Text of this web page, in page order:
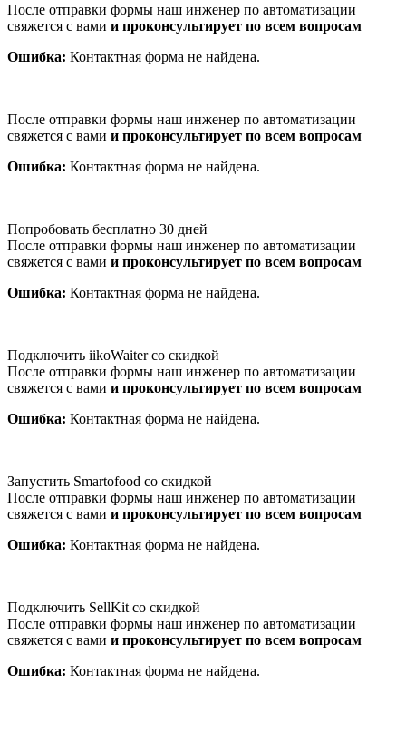
После отправки формы наш инженер по автоматизации
свяжется с вами и проконсультирует по всем вопросам
Ошибка: Контактная форма не найдена.
После отправки формы наш инженер по автоматизации
свяжется с вами и проконсультирует по всем вопросам
Ошибка: Контактная форма не найдена.
Попробовать бесплатно 30 дней
После отправки формы наш инженер по автоматизации
свяжется с вами и проконсультирует по всем вопросам
Ошибка: Контактная форма не найдена.
Подключить iikoWaiter со скидкой
После отправки формы наш инженер по автоматизации
свяжется с вами и проконсультирует по всем вопросам
Ошибка: Контактная форма не найдена.
Запустить Smartofood со скидкой
После отправки формы наш инженер по автоматизации
свяжется с вами и проконсультирует по всем вопросам
Ошибка: Контактная форма не найдена.
Подключить SellKit со скидкой
После отправки формы наш инженер по автоматизации
свяжется с вами и проконсультирует по всем вопросам
Ошибка: Контактная форма не найдена.